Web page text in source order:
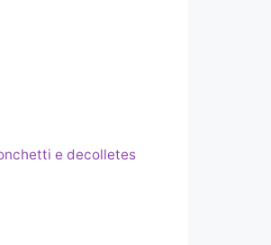
e decolletes